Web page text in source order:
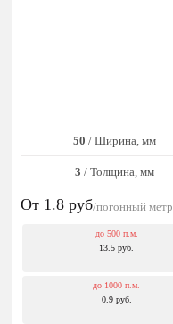
50 / Ширина, мм
3 / Толщина, мм
От 1.8 руб/погонный метр
до 500 п.м.
13.5 руб.
до 1000 п.м.
0.9 руб.